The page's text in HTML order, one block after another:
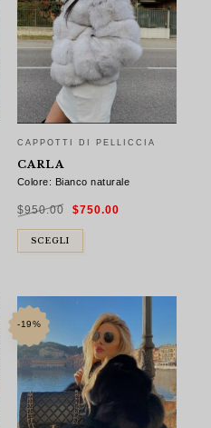
CAPPOTTI DI PELLICCIA
CARLA
Colore: Bianco naturale
$950.00
Il
prezzo
era:
$750.00prezzo
SCEGLI
-19%